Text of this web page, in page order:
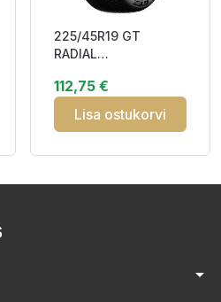
225/45R19 GT
RADIAL
XL Elect BAB70
3PMSF M+S
112,75 €
Lisa ostukorvi
arrow_drop_down